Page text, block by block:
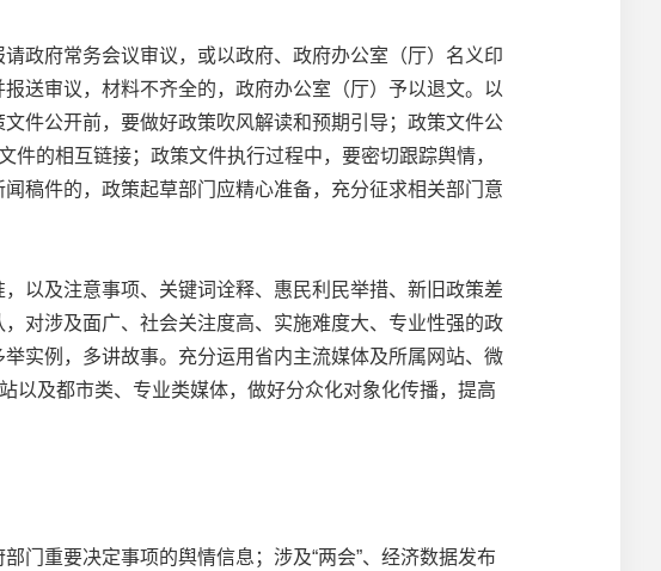
府常务会议审议，或以政府、政府办公室（厅）名义印
送审议，材料不齐全的，政府办公室（厅）予以退文。以
件公开前，要做好政策吹风解读和预期引导；政策文件公
的相互链接；政策文件执行过程中，要密切跟踪舆情，
稿件的，政策起草部门应精心准备，充分征求相关部门意
及注意事项、关键词诠释、惠民利民举措、新旧政策差
对涉及面广、社会关注度高、实施难度大、专业性强的政
实例，多讲故事。充分运用省内主流媒体及所属网站、微
以及都市类、专业类媒体，做好分众化对象化传播，提高
重要决定事项的舆情信息；涉及“两会”、经济数据发布